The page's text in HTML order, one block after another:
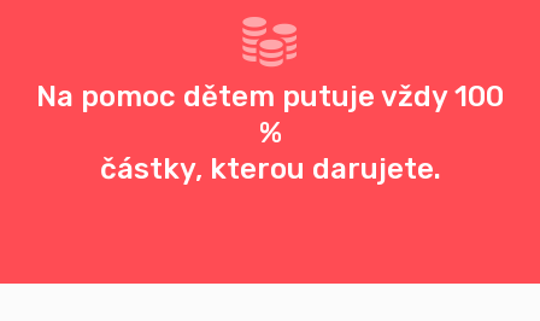
Na pomoc dětem putuje vždy 100
%
částky, kterou darujete.